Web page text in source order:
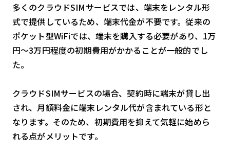
多くのクラウドSIMサービスでは、端末をレンタル形
式で提供しているため、端末代金が不要です。従来の
ポケット型WiFiでは、端末を購入する必要があり、1万
円〜3万円程度の初期費用がかかることが一般的でし
た。
クラウドSIMサービスの場合、契約時に端末が貸し出
され、月額料金に端末レンタル代が含まれている形と
なります。そのため、初期費用を抑えて気軽に始めら
れる点がメリットです。